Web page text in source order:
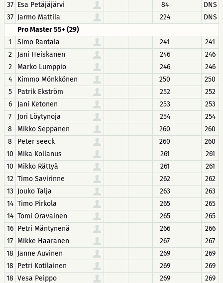
37 Esa Petäjäjärvi 84
DNS
37 Jarmo Mattila 224
DNS
Pro Master 55+ (29)
1
Simo Rantala 241
241
2
Jani Heiskanen 246
246
2
Marko Lumppio 246
246
4
Kimmo Mönkkönen 250
250
5
Patrik Ekström 252
252
6
Jani Ketonen 253
253
7
Jori Löytynoja 254
254
8
Mikko Seppänen 260
260
8
Peter seeck 260
260
10 Mika Kollanus 261
261
10 Mikko Rättyä 261
261
12 Timo Savirinne 262
262
13 Jouko Talja 263
263
14 Timo Pirkola 265
265
14 Tomi Oravainen 265
265
16 Petri Mäntynenä 266
266
17 Mikke Haaranen 267
267
18 Janne Auvinen 269
269
18 Petri Kotilainen 269
269
18 Vesa Peippo 269
269